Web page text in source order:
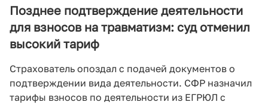
Позднее подтверждение деятельности
для взносов на травматизм: суд отменил
высокий тариф
Страхователь опоздал с подачей документов о
подтверждении вида деятельности. СФР назначил
тарифы взносов по деятельности из ЕГРЮЛ с